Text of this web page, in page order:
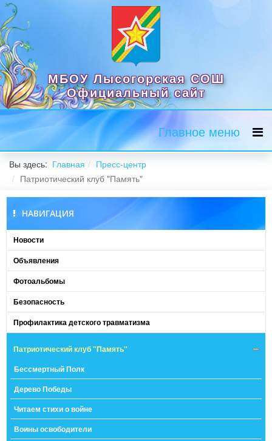
МБОУ Лысогорская СОШ
Официальный сайт
Главное меню
Вы здесь: Главная
Пресс-центр
Патриотический клуб "Память"
НАВИГАЦИЯ
Новости
Объявления
Фотоальбомы
Безопасность
Профилактика детского травматизма
Патриотический клуб "Память"
Бессмертный Полк
Дерево Победы
Читаем стихи о войне
Воины освободители